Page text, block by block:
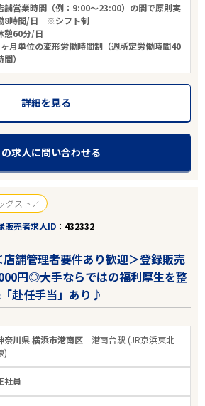
舗営業時間（例：9:00～23:00）の間で原則実
8時間/日 ※シフト制
憩60分/日
月単位の変形労働時間制（週所定労働時間40
間）
詳細を見る
の求人に問い合わせる
グストア
販売者求人ID 432332
店舗管理者要件あり歓迎＞登録販売
円◎大手ならではの福利厚生を整
赴任手当」あり♪
奈川県 横浜市港南区港南台駅 (JR京浜東北
)
社員